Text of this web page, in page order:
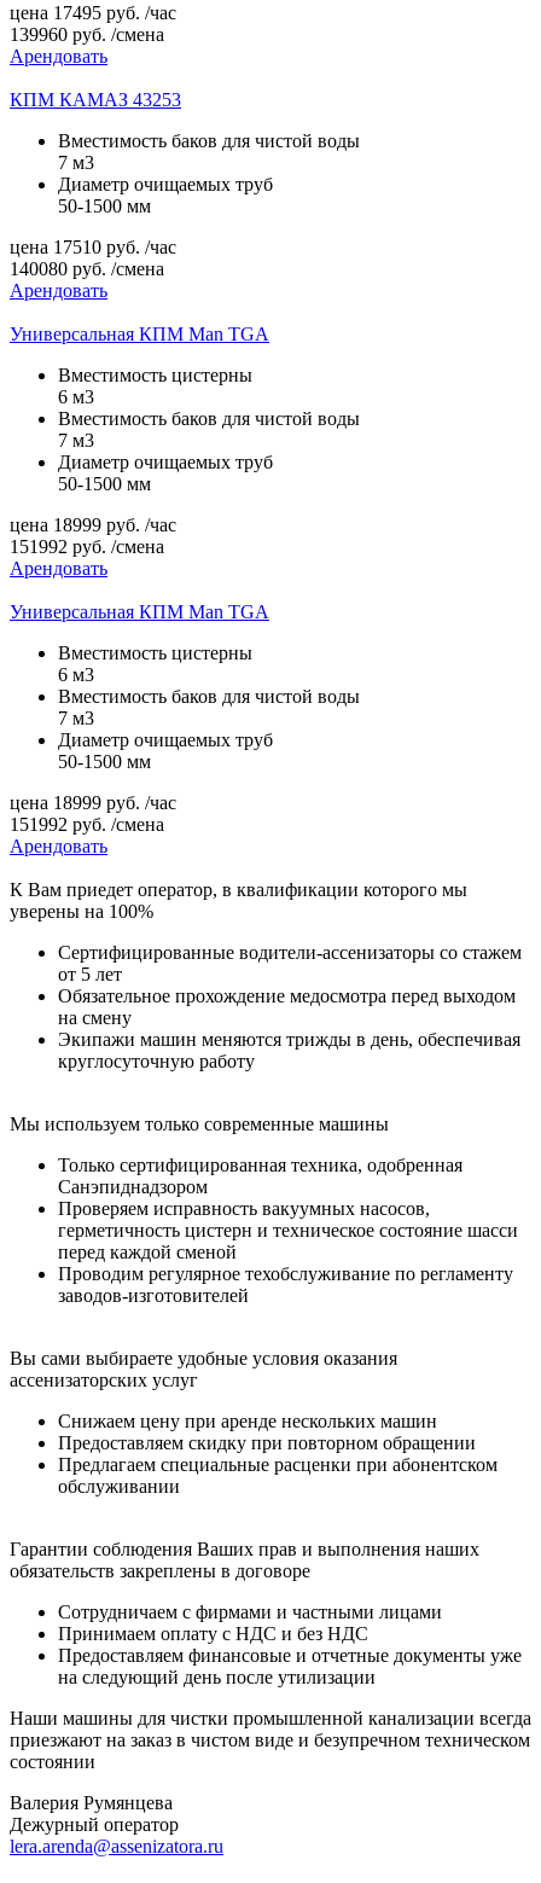
цена 17495 руб. /час
139960 руб. /смена
Арендовать
КПМ КАМАЗ 43253
Вместимость баков для чистой воды
7 м3
Диаметр очищаемых труб
50-1500 мм
цена 17510 руб. /час
140080 руб. /смена
Арендовать
Универсальная КПМ Man TGA
Вместимость цистерны
6 м3
Вместимость баков для чистой воды
7 м3
Диаметр очищаемых труб
50-1500 мм
цена 18999 руб. /час
151992 руб. /смена
Арендовать
Универсальная КПМ Man TGA
Вместимость цистерны
6 м3
Вместимость баков для чистой воды
7 м3
Диаметр очищаемых труб
50-1500 мм
цена 18999 руб. /час
151992 руб. /смена
Арендовать
К Вам приедет оператор, в квалификации которого мы
уверены на 100%
Сертифицированные водители-ассенизаторы со стажем
от 5 лет
Обязательное прохождение медосмотра перед выходом
на смену
Экипажи машин меняются трижды в день, обеспечивая
круглосуточную работу
Мы используем только современные машины
Только сертифицированная техника, одобренная
Санэпиднадзором
Проверяем исправность вакуумных насосов,
герметичность цистерн и техническое состояние шасси
перед каждой сменой
Проводим регулярное техобслуживание по регламенту
заводов-изготовителей
Вы сами выбираете удобные условия оказания
ассенизаторских услуг
Снижаем цену при аренде нескольких машин
Предоставляем скидку при повторном обращении
Предлагаем специальные расценки при абонентском
обслуживании
Гарантии соблюдения Ваших прав и выполнения наших
обязательств закреплены в договоре
Сотрудничаем с фирмами и частными лицами
Принимаем оплату с НДС и без НДС
Предоставляем финансовые и отчетные документы уже
на следующий день после утилизации
Наши машины для чистки промышленной канализации всегда
приезжают на заказ в чистом виде и безупречном техническом
состоянии
Валерия Румянцева
Дежурный оператор
lera.arenda@assenizatora.ru